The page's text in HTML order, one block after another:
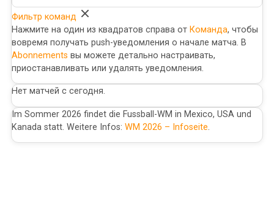
Фильтр команд
Нажмите на один из квадратов справа от Команда, чтобы
вовремя получать push-уведомления о начале матча. В
Abonnements вы можете детально настраивать,
приостанавливать или удалять уведомления.
Нет матчей с сегодня.
Im Sommer 2026 findet die Fussball-WM in Mexico, USA und
Kanada statt. Weitere Infos: WM 2026 – Infoseite.